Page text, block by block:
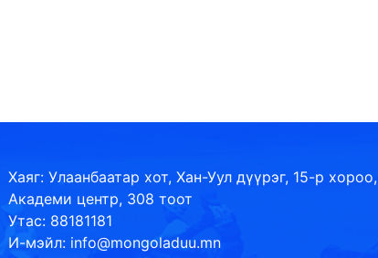
Хаяг: Улаанбаатар хот, Хан-Уул дүүрэг, 15-р хороо,
Академи центр, 308 тоот
Утас: 88181181
И-мэйл: info@mongoladuu.mn